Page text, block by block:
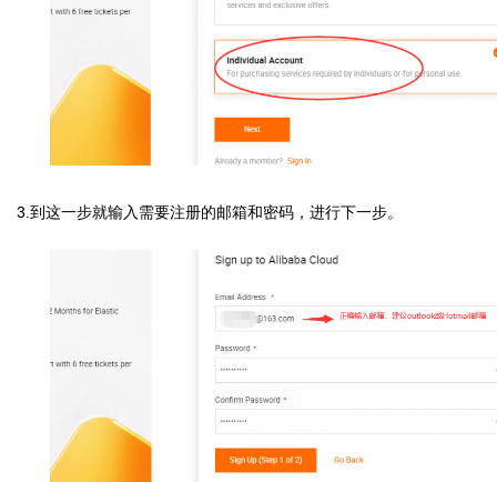
3.到这一步就输入需要注册的邮箱和密码，进行下一步。